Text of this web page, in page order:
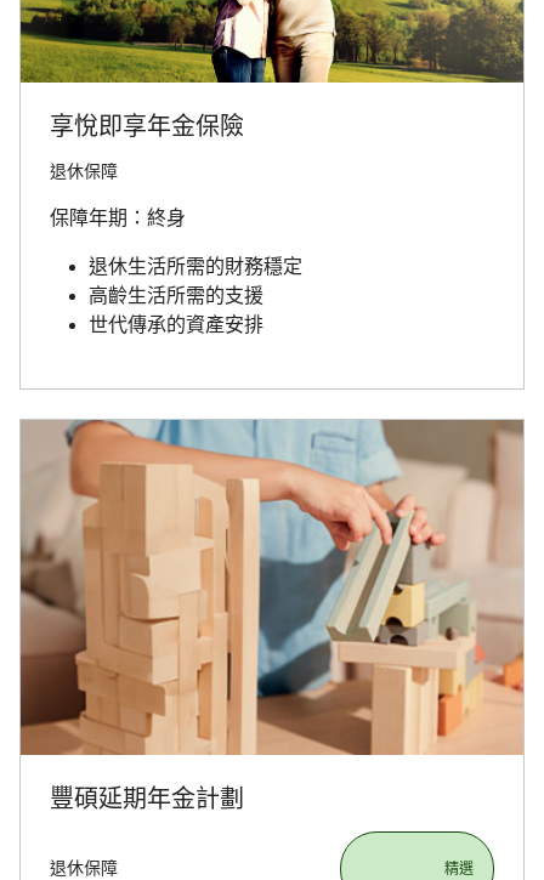
享悅即享年金保險
退休保障
保障年期：終身
退休生活所需的財務穩定
高齡生活所需的支援
世代傳承的資產安排
豐碩延期年金計劃
退休保障